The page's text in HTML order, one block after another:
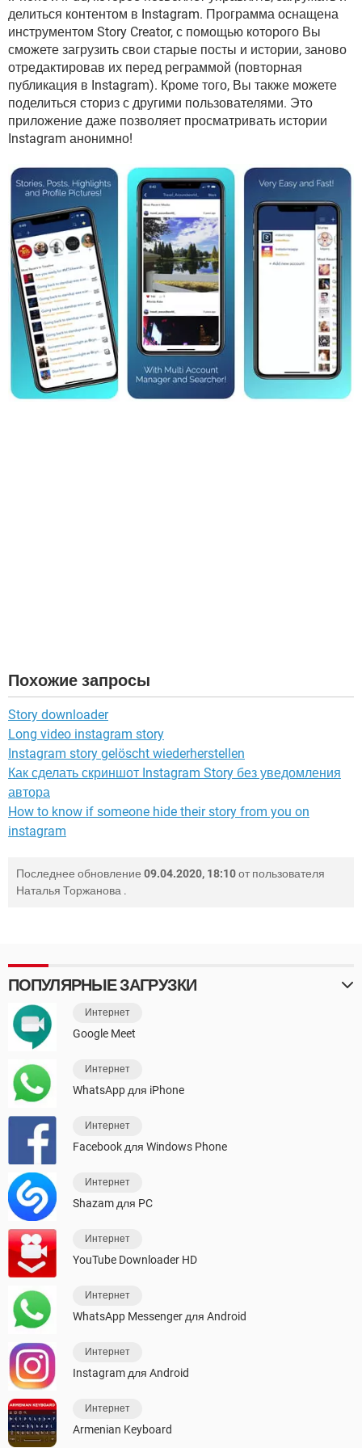
GOOGLE
YANDEX
делиться контентом в Instagram. Программа оснащена
инструментом Story Creator, с помощью которого Вы
сможете загрузить свои старые посты и истории, заново
отредактировав их перед реграммой (повторная
публикация в Instagram). Кроме того, Вы также можете
поделиться сториз с другими пользователями. Это
приложение даже позволяет просматривать истории
Instagram анонимно!
Похожие запросы
Story downloader
Long video instagram story
Instagram story gelöscht wiederherstellen
Как сделать скриншот Instagram Story без уведомления
автора
How to know if someone hide their story from you on
instagram
Последнее обновление 09.04.2020, 18:10от пользователя
Наталья Торжанова .
ПОПУЛЯРНЫЕ ЗАГРУЗКИ
Интернет
Google Meet
Интернет
WhatsApp для iPhone
Интернет
Facebook для Windows Phone
Интернет
Shazam для PC
Интернет
YouTube Downloader HD
Интернет
WhatsApp Messenger для Android
Интернет
Instagram для Android
Интернет
Armenian Keyboard